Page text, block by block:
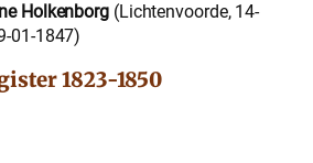
Holkenborg (Lichtenvoorde, 14-
01-1847)
1823-1850